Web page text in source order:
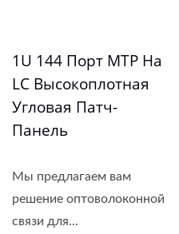
1U 144 Порт MTP На
LC Высокоплотная
Угловая Патч-
Панель
Мы предлагаем вам
решение оптоволоконной
связи для...